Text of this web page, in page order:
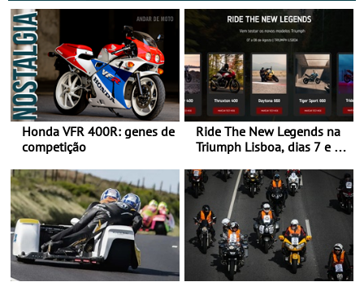
Honda VFR 400R: genes de
competição
Ride The New Legends na
Triumph Lisboa, dias 7 e 8